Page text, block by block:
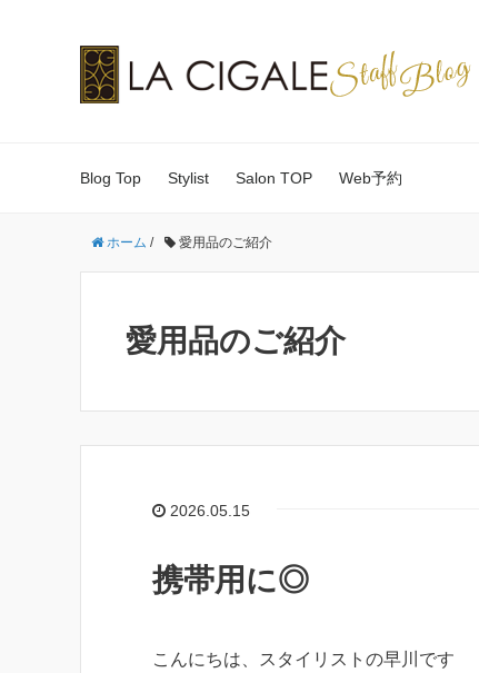
Blog Top Stylist Salon TOP Web予約
ホーム / 愛用品のご紹介
愛用品のご紹介
2026.05.15
携帯用に◎
こんにちは、スタイリストの早川です